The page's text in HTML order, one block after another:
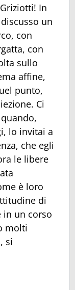
In
un
con
con
sullo
affine,
punto,
Ci
lo invitai a
che egli
le libere
è loro
di
in un corso
molti
si